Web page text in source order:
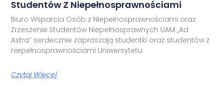
Studentów Z Niepełnosprawnościami
Biuro Wsparcia Osób z Niepełnosprawnościami oraz
Zrzeszenie Studentów Niepełnosprawnych UAM „Ad
Astra” serdecznie zapraszają studentki oraz studentów z
niepełnosprawnościami Uniwersytetu
Czytaj Więcej